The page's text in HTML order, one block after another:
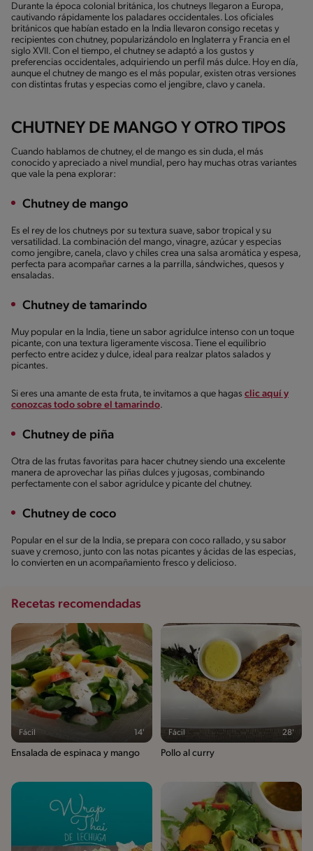
Durante la época colonial británica, los chutneys llegaron a Europa,
cautivando rápidamente los paladares occidentales. Los oficiales
británicos que habían estado en la India llevaron consigo recetas y
recipientes con chutney, popularizándolo en Inglaterra y Francia en el
siglo XVII. Con el tiempo, el chutney se adaptó a los gustos y
preferencias occidentales, adquiriendo un perfil más dulce. Hoy en día,
aunque el chutney de mango es el más popular, existen otras versiones
con distintas frutas y especias como el jengibre, clavo y canela.
CHUTNEY DE MANGO Y OTRO TIPOS
Cuando hablamos de chutney, el de mango es sin duda, el más
conocido y apreciado a nivel mundial, pero hay muchas otras variantes
que vale la pena explorar:
Chutney de mango
Es el rey de los chutneys por su textura suave, sabor tropical y su
versatilidad. La combinación del mango, vinagre, azúcar y especias
como jengibre, canela, clavo y chiles crea una salsa aromática y espesa,
perfecta para acompañar carnes a la parrilla, sándwiches, quesos y
ensaladas.
Chutney de tamarindo
Muy popular en la India, tiene un sabor agridulce intenso con un toque
picante, con una textura ligeramente viscosa. Tiene el equilibrio
perfecto entre acidez y dulce, ideal para realzar platos salados y
picantes.
Si eres una amante de esta fruta, te invitamos a que hagas clic aquí y
conozcas todo sobre el tamarindo.
Chutney de piña
Otra de las frutas favoritas para hacer chutney siendo una excelente
manera de aprovechar las piñas dulces y jugosas, combinando
perfectamente con el sabor agridulce y picante del chutney.
Chutney de coco
Popular en el sur de la India, se prepara con coco rallado, y su sabor
suave y cremoso, junto con las notas picantes y ácidas de las especias,
lo convierten en un acompañamiento fresco y delicioso.
Recetas recomendadas
Fácil 14'
Ensalada de espinaca y mango
Fácil 28'
Pollo al curry